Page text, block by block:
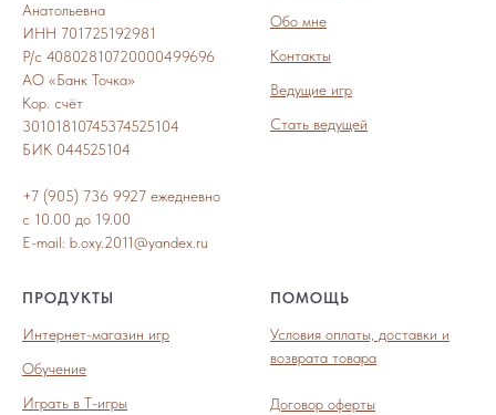
Анатольевна
ИНН 701725192981
Р/с 40802810720000499696
АО «Банк Точка»
Кор. счёт
30101810745374525104
БИК 044525104
+7 (905) 736 9927 ежедневно
с 10.00 до 19.00
E-mail: b.oxy.2011@yandex.ru
Обо мне
Контакты
Ведущие игр
Стать ведущей
ПРОДУКТЫ
Интернет-магазин игр
Обучение
Играть в Т-игры
ПОМОЩЬ
Условия оплаты, доставки и
возврата товара
Договор оферты